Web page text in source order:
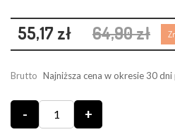
55,17 zł 64,90 zł
Brutto Najniższa cena w okresie 30
- +